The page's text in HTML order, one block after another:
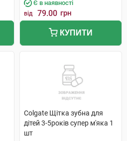
Є в наявності
від 79.00 грн
КУПИТИ
Colgate Щітка зубна для
дітей 3-5років супер м'яка 1
шт